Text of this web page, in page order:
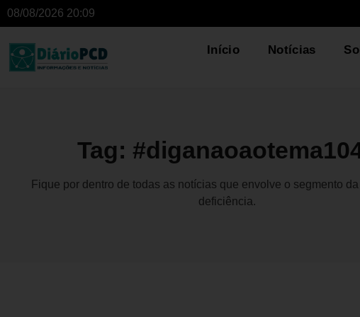
08/08/2026 20:09
Início Notícias
Tag:
Fique por dentro de todas as notícias que envolve o segmento
deficiência.